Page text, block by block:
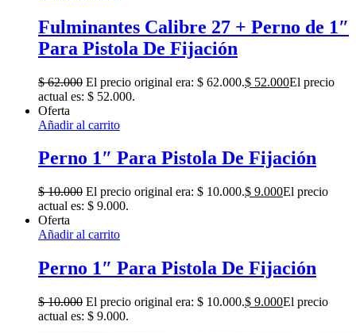
Fulminantes Calibre 27 + Perno de 1″
Para Pistola De Fijación
$62.000 El precio original era: $ 62.000.$ 52.000El precio
actual es: $ 52.000.
Oferta
Añadir al carrito
Perno 1″ Para Pistola De Fijación
$10.000 El precio original era: $ 10.000.$ 9.000El precio
actual es: $ 9.000.
Oferta
Añadir al carrito
Perno 1″ Para Pistola De Fijación
$10.000 El precio original era: $ 10.000.$ 9.000El precio
actual es: $ 9.000.